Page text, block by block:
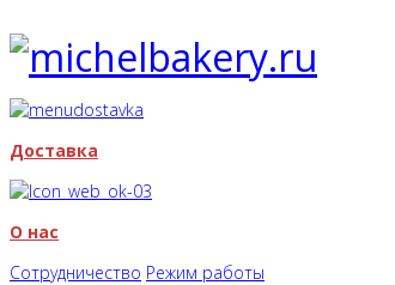
Доставка
О нас
Сотрудничество Режим работы